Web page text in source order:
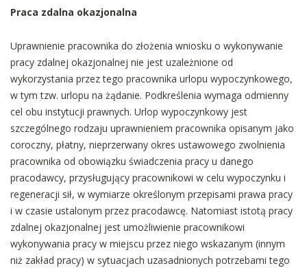
Praca zdalna okazjonalna
Uprawnienie pracownika do złożenia wniosku o wykonywanie
pracy zdalnej okazjonalnej nie jest uzależnione od
wykorzystania przez tego pracownika urlopu wypoczynkowego,
w tym tzw. urlopu na żądanie. Podkreślenia wymaga odmienny
cel obu instytucji prawnych. Urlop wypoczynkowy jest
szczególnego rodzaju uprawnieniem pracownika opisanym jako
coroczny, płatny, nieprzerwany okres ustawowego zwolnienia
pracownika od obowiązku świadczenia pracy u danego
pracodawcy, przysługujący pracownikowi w celu wypoczynku i
regeneracji sił, w wymiarze określonym przepisami prawa pracy
i w czasie ustalonym przez pracodawcę. Natomiast istotą pracy
zdalnej okazjonalnej jest umożliwienie pracownikowi
wykonywania pracy w miejscu przez niego wskazanym (innym
niż zakład pracy) w sytuacjach uzasadnionych potrzebami tego